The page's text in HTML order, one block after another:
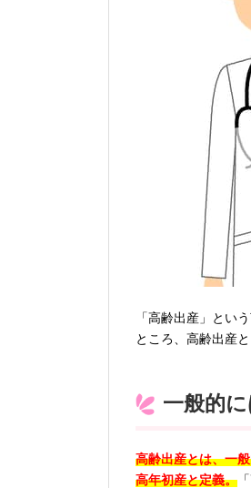
「高齢出産」とい
ところ、高齢出産
一般的
高齢出産とは、一
高年初産と定義。